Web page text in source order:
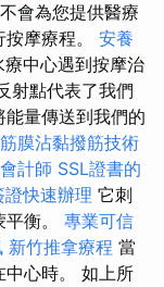
會為您提供醫療
摩療程。 安養
療中心遇到按摩治
射點代表了我們
量傳送到我們的
筋膜沾黏撥筋技術
計師 SSL證書的
證快速辦理 它刺
衡。 專業可信
新竹推拿療程 當
中心時。 如上所